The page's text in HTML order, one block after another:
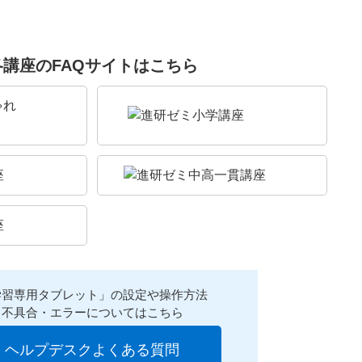
座のFAQサイトはこちら
専用タブレット」の設定や操作方法
不具合・エラーについてはこちら
ヘルプデスクよくある質問